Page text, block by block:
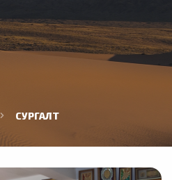
СУРГАЛТ